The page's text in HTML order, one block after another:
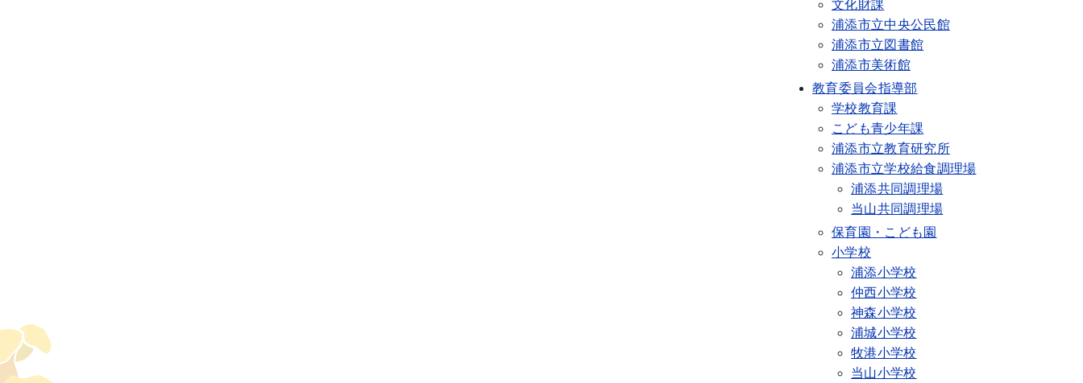
文化財課
浦添市立中央公民館
浦添市立図書館
浦添市美術館
教育委員会指導部
学校教育課
こども青少年課
浦添市立教育研究所
浦添市立学校給食調理場
浦添共同調理場
当山共同調理場
保育園・こども園
小学校
浦添小学校
仲西小学校
神森小学校
浦城小学校
牧港小学校
当山小学校